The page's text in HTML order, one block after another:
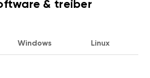
& treiber
Windows Linux